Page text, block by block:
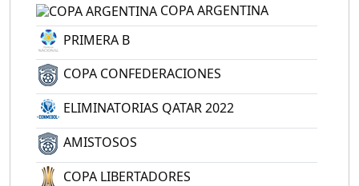
COPA ARGENTINA
PRIMERA B
COPA CONFEDERACIONES
ELIMINATORIAS QATAR 2022
AMISTOSOS
COPA LIBERTADORES